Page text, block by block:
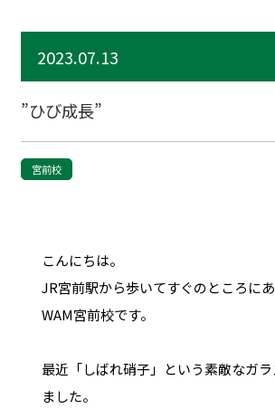
2023.07.13
”ひび成長”
宮前校
こんにちは。
JR宮前駅から歩いてすぐのところに
WAM宮前校です。
最近「しばれ硝子」という素敵なガ
ました。